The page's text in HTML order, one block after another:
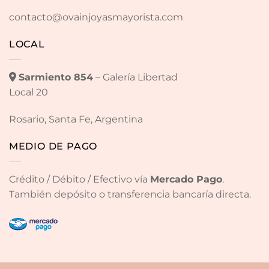
LOCAL
Sarmiento 854– Galería Libertad
Local 20
Rosario, Santa Fe, Argentina
MEDIO DE PAGO
Crédito / Débito / Efectivo vía Mercado Pago.
También depósito o transferencia bancaría directa.
contacto@ovainjoyasmayorista.com